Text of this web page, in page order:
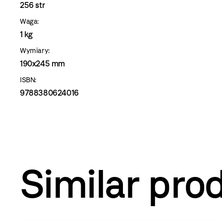
256 str
Waga:
1 kg
Wymiary:
190x245 mm
ISBN:
9788380624016
Similar